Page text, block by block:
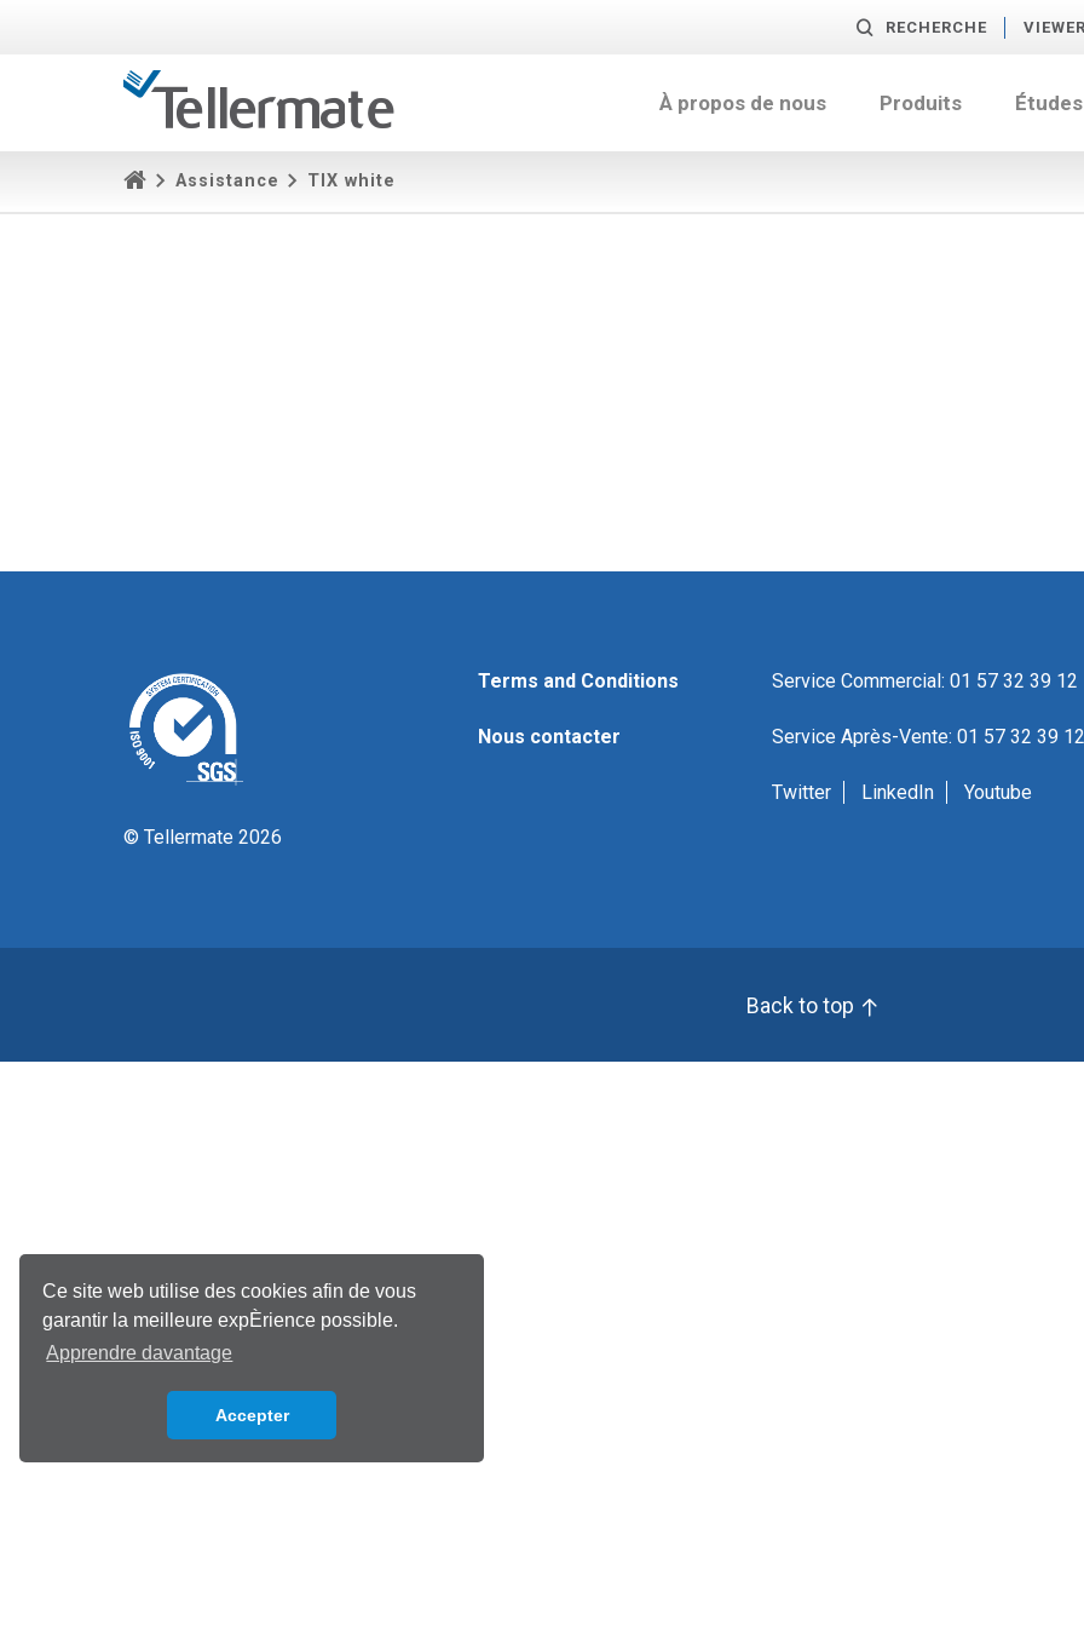
Ce site web utilise des cookies afin de vous
garantir la meilleure expÈrience possible.
Apprendre davantage
Accepter
RECHERCHE
À propos de nous Produits
Assistance TIX white
© Tellermate 2026
Terms and Conditions
Nous contacter
Service Commercial: 01 57 32 39 12
Service Après-Vente: 01 57 32 39
Twitter LinkedIn Youtube
Back to top